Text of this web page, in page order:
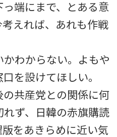
端にまで、とある意
えれば、あれも作戦
わからない。よもや
を設けてほしい。
共産党との関係に何
ず、日韓の赤旗購読
をあきらめに近い気